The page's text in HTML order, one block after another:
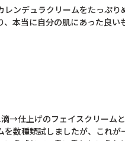
ンデュラクリームをたっぷり
本当に自分の肌にあった良
→仕上げのフェイスクリームと
数種類試しましたが、これが